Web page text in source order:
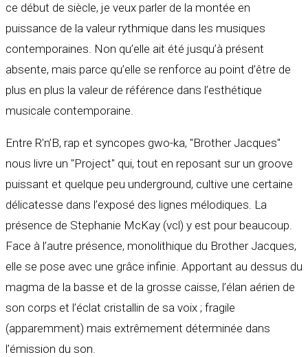
ce début de siècle, je veux parler de la montée en
puissance de la valeur rythmique dans les musiques
contemporaines. Non qu’elle ait été jusqu’à présent
absente, mais parce qu’elle se renforce au point d’être de
plus en plus la valeur de référence dans l’esthétique
musicale contemporaine.
Entre R'n’B, rap et syncopes gwo-ka, "Brother Jacques"
nous livre un "Project" qui, tout en reposant sur un groove
puissant et quelque peu underground, cultive une certaine
délicatesse dans l’exposé des lignes mélodiques. La
présence de Stephanie McKay (vcl) y est pour beaucoup.
Face à l’autre présence, monolithique du Brother Jacques,
elle se pose avec une grâce infinie. Apportant au dessus du
magma de la basse et de la grosse caisse, l’élan aérien de
son corps et l’éclat cristallin de sa voix ; fragile
(apparemment) mais extrêmement déterminée dans
l’émission du son.